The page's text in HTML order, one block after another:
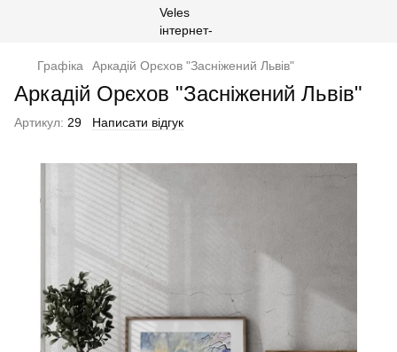
Графіка Аркадій Орєхов "Засніжений Львів"
Аркадій Орєхов "Засніжений Львів"
Артикул: 29 Написати відгук